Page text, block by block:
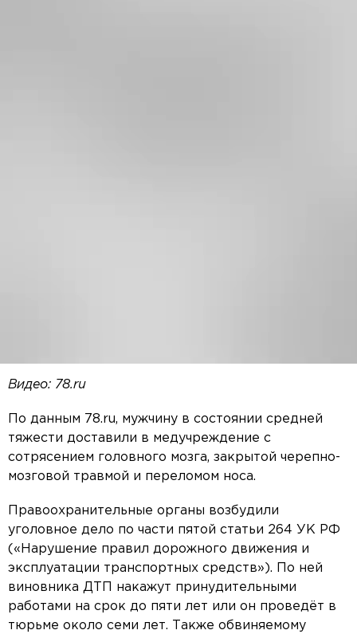
Видео: 78.ru
По данным 78.ru, мужчину в состоянии средней
тяжести доставили в медучреждение с
сотрясением головного мозга, закрытой черепно-
мозговой травмой и переломом носа.
Правоохранительные органы возбудили
уголовное дело по части пятой статьи 264 УК РФ
(«Нарушение правил дорожного движения и
эксплуатации транспортных средств»). По ней
виновника ДТП накажут принудительными
работами на срок до пяти лет или он проведёт в
тюрьме около семи лет. Также обвиняемому